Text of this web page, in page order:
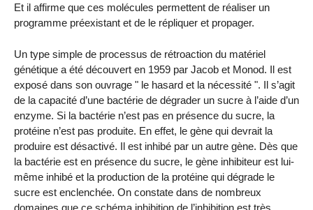
Et il affirme que ces molécules permettent de réaliser un
programme préexistant et de le répliquer et propager.
Un type simple de processus de rétroaction du matériel
génétique a été découvert en 1959 par Jacob et Monod. Il est
exposé dans son ouvrage " le hasard et la nécessité ". Il s’agit
de la capacité d’une bactérie de dégrader un sucre à l’aide d’un
enzyme. Si la bactérie n’est pas en présence du sucre, la
protéine n’est pas produite. En effet, le gène qui devrait la
produire est désactivé. Il est inhibé par un autre gène. Dès que
la bactérie est en présence du sucre, le gène inhibiteur est lui-
même inhibé et la production de la protéine qui dégrade le
sucre est enclenchée. On constate dans de nombreux
domaines que ce schéma inhibition de l’inhibition est très